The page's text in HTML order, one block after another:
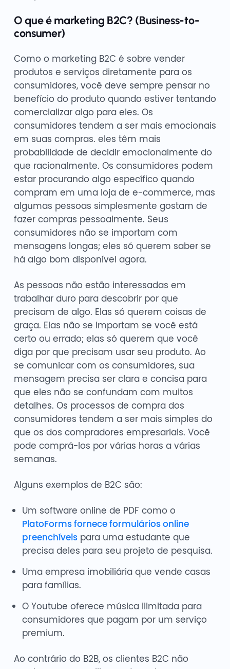
O que é marketing B2C? (Business-to-
consumer)
Como o marketing B2C é sobre vender
produtos e serviços diretamente para os
consumidores, você deve sempre pensar no
benefício do produto quando estiver tentando
comercializar algo para eles. Os
consumidores tendem a ser mais emocionais
em suas compras. eles têm mais
probabilidade de decidir emocionalmente do
que racionalmente. Os consumidores podem
estar procurando algo específico quando
compram em uma loja de e-commerce, mas
algumas pessoas simplesmente gostam de
fazer compras pessoalmente. Seus
consumidores não se importam com
mensagens longas; eles só querem saber se
há algo bom disponível agora.
As pessoas não estão interessadas em
trabalhar duro para descobrir por que
precisam de algo. Elas só querem coisas de
graça. Elas não se importam se você está
certo ou errado; elas só querem que você
diga por que precisam usar seu produto. Ao
se comunicar com os consumidores, sua
mensagem precisa ser clara e concisa para
que eles não se confundam com muitos
detalhes. Os processos de compra dos
consumidores tendem a ser mais simples do
que os dos compradores empresariais. Você
pode comprá-los por várias horas a várias
semanas.
Alguns exemplos de B2C são:
Um software online de PDF como o
PlatoForms fornece formulários online
preenchíveispara uma estudante que
precisa deles para seu projeto de pesquisa.
Uma empresa imobiliária que vende casas
para famílias.
O Youtube oferece música ilimitada para
consumidores que pagam por um serviço
premium.
Ao contrário do B2B, os clientes B2C não